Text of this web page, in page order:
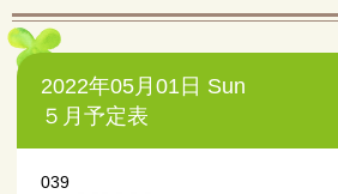
2022年05月01日 Sun
５月予定表
039